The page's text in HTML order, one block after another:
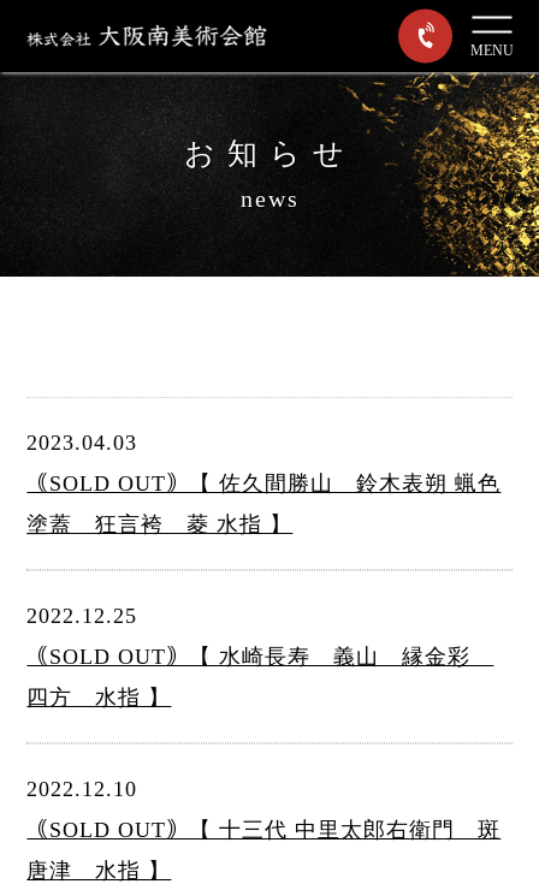
MENU
お知らせ
news
2023.04.03
｟SOLD OUT｠【 佐久間勝山 鈴木表朔 蝋色
塗蓋 狂言袴 菱 水指 】
2022.12.25
｟SOLD OUT｠【 水崎長寿 義山 縁金彩
四方 水指 】
2022.12.10
｟SOLD OUT｠【 十三代 中里太郎右衛門 斑
唐津 水指 】